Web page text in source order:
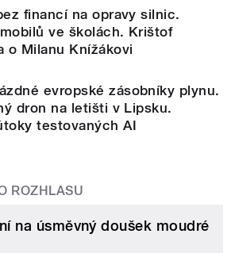
financí na opravy silnic.
ve školách. Krištof
o Milanu Knížákovi
evropské zásobníky plynu.
dron na letišti v Lipsku.
testovaných AI
ROZHLASU
na úsměvný doušek moudré